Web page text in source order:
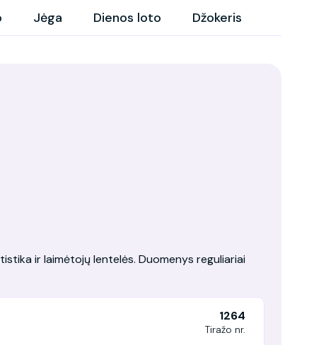
Jėga Dienos loto Džokeris
ir laimėtojų lentelės. Duomenys reguliariai
1264
Tiražo nr.